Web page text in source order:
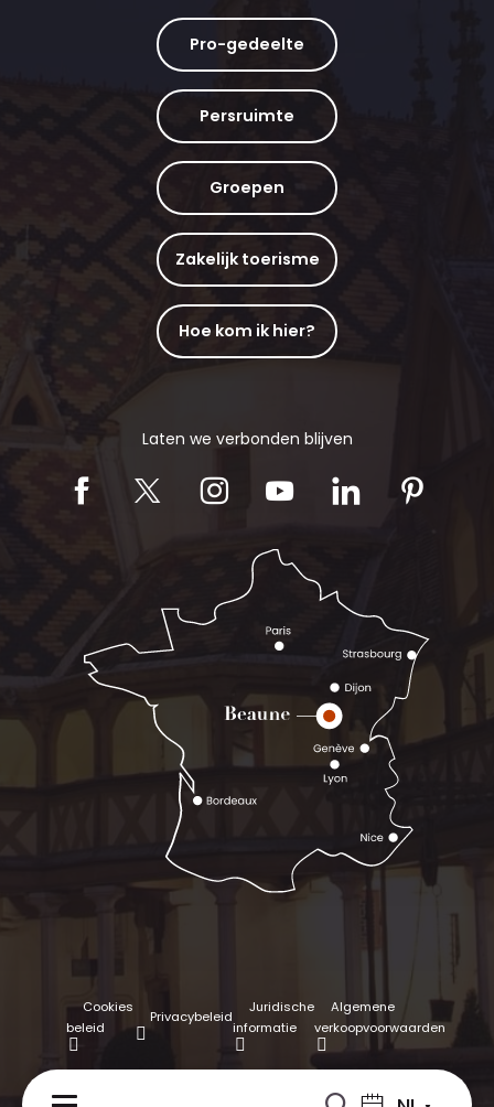
Pro-gedeelte
Persruimte
Groepen
Zakelijk toerisme
Hoe kom ik hier?
Laten we verbonden blijven
Cookies
beleid
Privacybeleid
Juridische
informatie
Algemene
verkoopvoorwaarden